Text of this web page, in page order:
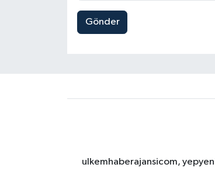
Gönder
ulkemhaberajansicom,